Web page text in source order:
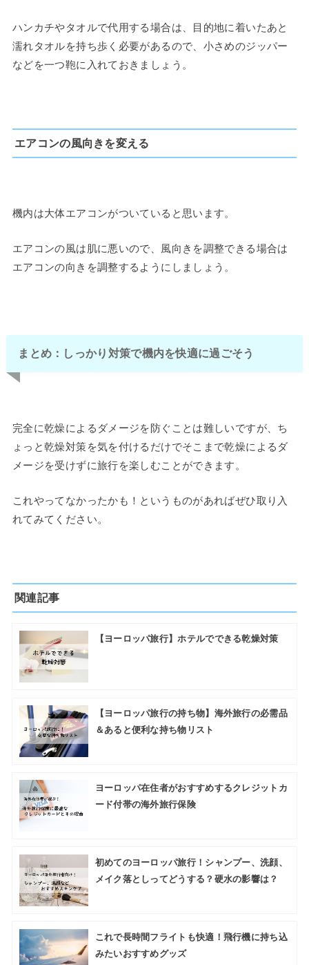
ハンカチやタオルで代用する場合は、目的地に着いたあと
濡れタオルを持ち歩く必要があるので、小さめのジッパー
などを一つ鞄に入れておきましょう。
エアコンの風向きを変える
機内は大体エアコンがついていると思います。
エアコンの風は肌に悪いので、風向きを調整できる場合は
エアコンの向きを調整するようにしましょう。
まとめ：しっかり対策で機内を快適に過ごそう
完全に乾燥によるダメージを防ぐことは難しいですが、ち
ょっと乾燥対策を気を付けるだけでそこまで乾燥によるダ
メージを受けずに旅行を楽しむことができます。
これやってなかったかも！というものがあればぜひ取り入
れてみてください。
関連記事
【ヨーロッパ旅行】ホテルでできる乾燥対策
【ヨーロッパ旅行の持ち物】海外旅行の必需品
＆あると便利な持ち物リスト
ヨーロッパ在住者がおすすめするクレジットカ
ード付帯の海外旅行保険
初めてのヨーロッパ旅行！シャンプー、洗顔、
メイク落としってどうする？硬水の影響は？
これで長時間フライトも快適！飛行機に持ち込
みたいおすすめグッズ